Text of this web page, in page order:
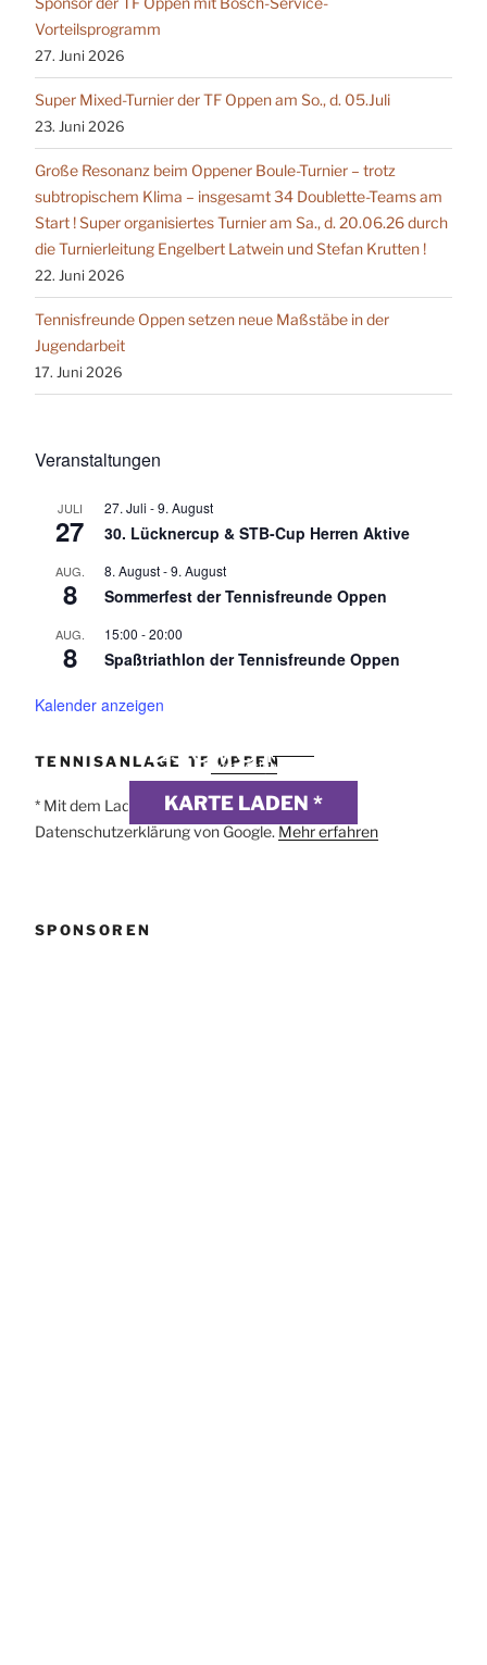
Vorteilsprogramm
27. Juni 2026
Super Mixed-Turnier der TF Oppen am So., d. 05.Juli
23. Juni 2026
Große Resonanz beim Oppener Boule-Turnier – trotz
subtropischem Klima – insgesamt 34 Doublette-Teams am
Start ! Super organisiertes Turnier am Sa., d. 20.06.26 durch
die Turnierleitung Engelbert Latwein und Stefan Krutten !
22. Juni 2026
Tennisfreunde Oppen setzen neue Maßstäbe in der
Jugendarbeit
17. Juni 2026
Veranstaltungen
JULI
27
27. Juli -9. August
30. Lücknercup & STB-Cup Herren Aktive
AUG.
8
8. August-9. August
Sommerfest der Tennisfreunde Oppen
AUG.
8
15:00 -20:00
Spaßtriathlon der Tennisfreunde Oppen
Kalender anzeigen
TENNISANLAGE TF OPPEN
DSGVO MAP
KARTE LADEN *
webdesign
* Mit dem Laden der Karte akzeptierst du die
Datenschutzerklärung von Google. Mehr erfahren
SPONSOREN